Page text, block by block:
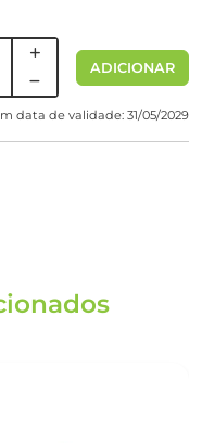
ADICIONAR
data de validade: 31/05/2029